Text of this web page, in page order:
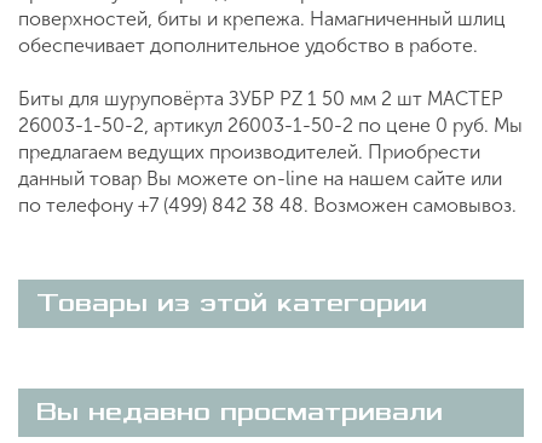
поверхностей, биты и крепежа. Намагниченный шлиц
обеспечивает дополнительное удобство в работе.
Биты для шуруповёрта ЗУБР PZ 1 50 мм 2 шт МАСТЕР
26003-1-50-2, артикул 26003-1-50-2 по цене 0 руб. Мы
предлагаем ведущих производителей. Приобрести
данный товар Вы можете on-line на нашем сайте или
по телефону +7 (499) 842 38 48. Возможен самовывоз.
Товары из этой категории
Вы недавно просматривали